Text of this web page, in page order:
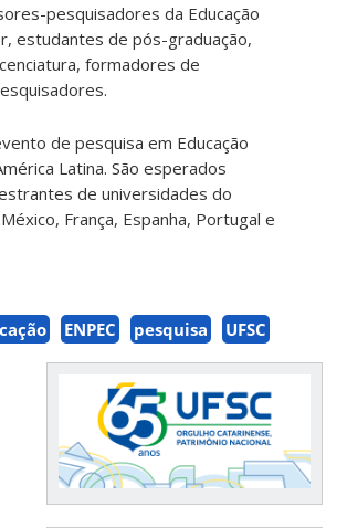
pesquisadores da Educação
estudantes de pós-graduação,
formadores de
de pesquisa em Educação
Latina. São esperados
de universidades do
França, Espanha, Portugal e
ENPEC pesquisa UFSC